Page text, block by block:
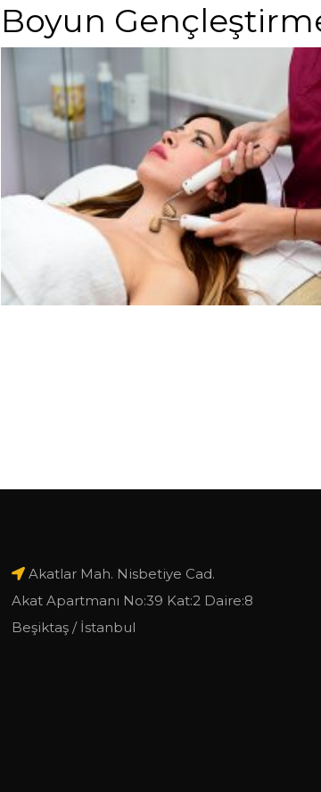
Boyun
Akatlar Mah. Nisbetiye Cad.
Akat Apartmanı No:39 Kat:2 Daire:8
Beşiktaş / İstanbul